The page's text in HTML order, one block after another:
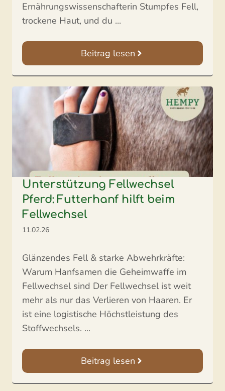
Ernährungswissenschafterin Stumpfes Fell,
trockene Haut, und du ...
Beitrag lesen
Unterstützung Fellwechsel
Pferd: Futterhanf hilft beim
Fellwechsel
11.02.26
Glänzendes Fell & starke Abwehrkräfte:
Warum Hanfsamen die Geheimwaffe im
Fellwechsel sind Der Fellwechsel ist weit
mehr als nur das Verlieren von Haaren. Er
ist eine logistische Höchstleistung des
Stoffwechsels. ...
Beitrag lesen